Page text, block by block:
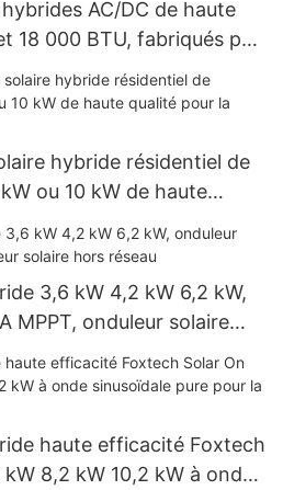
AC/DC de haute
18 000 BTU, fabriqués par
hybride résidentiel de
ou 10 kW de haute
3,6 kW 4,2 kW 6,2 kW,
MPPT, onduleur solaire
haute efficacité Foxtech
8,2 kW 10,2 kW à onde